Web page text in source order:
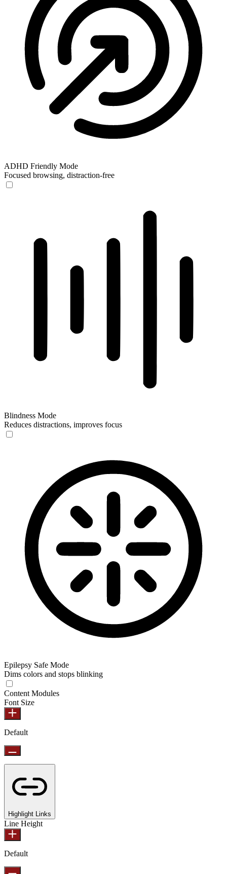
ADHD Friendly Mode
Focused browsing, distraction-free
Blindness Mode
Reduces distractions, improves focus
Epilepsy Safe Mode
Dims colors and stops blinking
Content Modules
Font Size
Default
Highlight Links
Line Height
Default